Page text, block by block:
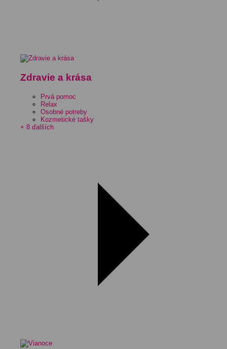
Zdravie a krása
Prvá pomoc
Relax
Osobné potreby
Kozmetické tašky
+ 8 ďalších